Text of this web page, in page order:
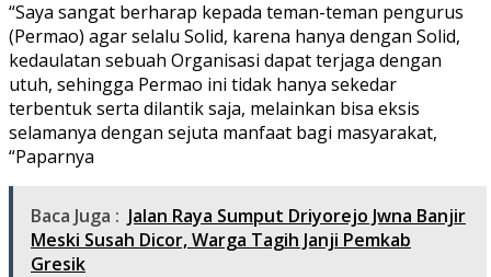
“Saya sangat berharap kepada teman-teman pengurus
(Permao) agar selalu Solid, karena hanya dengan Solid,
kedaulatan sebuah Organisasi dapat terjaga dengan
utuh, sehingga Permao ini tidak hanya sekedar
terbentuk serta dilantik saja, melainkan bisa eksis
selamanya dengan sejuta manfaat bagi masyarakat,
“Paparnya
Baca Juga : Jalan Raya Sumput Driyorejo Jwna Banjir
Meski Susah Dicor, Warga Tagih Janji Pemkab
Gresik